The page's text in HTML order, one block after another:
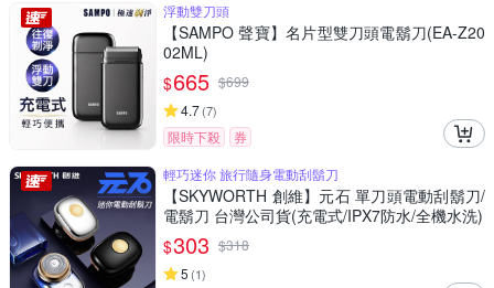
浮動雙刀頭
【SAMPO 聲寶】名片型雙刀頭電鬍刀(EA-Z20
02ML)
$665 $699
4.7(7)
限時下殺
券
輕巧迷你 旅行隨身電動刮鬍刀
【SKYWORTH 創維】元石 單刀頭電動刮鬍刀/
電鬍刀 台灣公司貨(充電式/IPX7防水/全機水洗)
$303 $318
5 (1)